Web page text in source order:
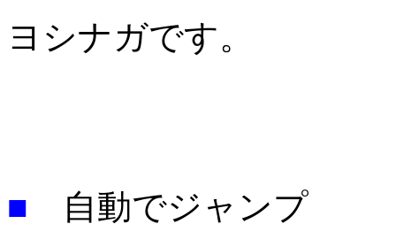
ヨシナガです。
■ 自動でジャンプ